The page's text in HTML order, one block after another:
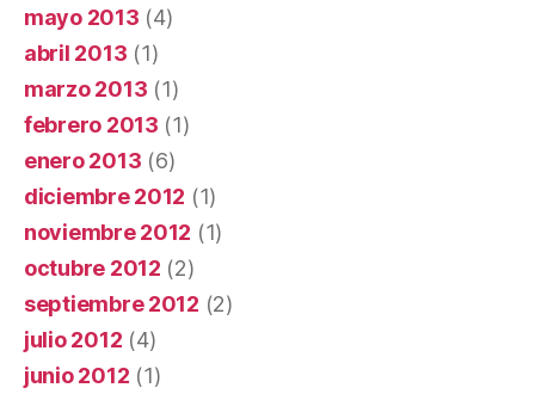
mayo 2013 (4)
abril 2013 (1)
marzo 2013 (1)
febrero 2013 (1)
enero 2013 (6)
diciembre 2012 (1)
noviembre 2012 (1)
octubre 2012 (2)
septiembre 2012 (2)
julio 2012 (4)
junio 2012 (1)